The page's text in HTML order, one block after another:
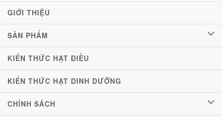
GIỚI THIỆU
SẢN PHẨM
KIẾN THỨC HẠT ĐIỀU
KIẾN THỨC HẠT DINH DƯỠNG
CHÍNH SÁCH